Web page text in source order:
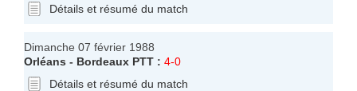
Détails et résumé du match
Dimanche 07 février 1988
Orléans - Bordeaux PTT : 4-0
Détails et résumé du match